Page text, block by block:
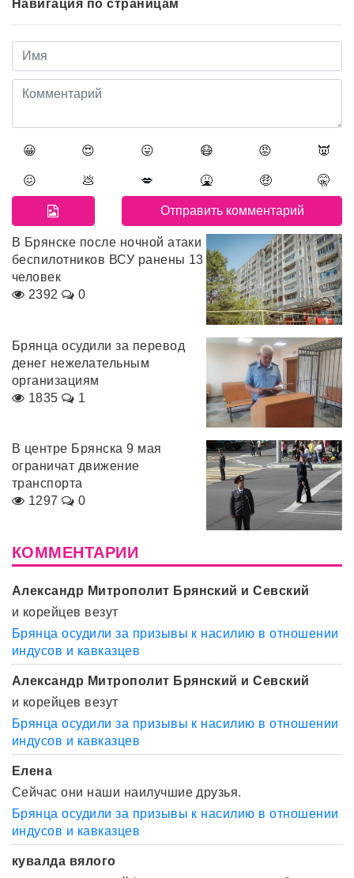
Навигация по страницам
😀 😍 😛 😷 😡 👿
😖 💩 💋 🤮 🤑 🤫
В Брянске после ночной атаки
беспилотников ВСУ ранены 13
человек
2392
0
Брянца осудили за перевод
денег нежелательным
организациям
1835
1
В центре Брянска 9 мая
ограничат движение
транспорта
1297
0
КОММЕНТАРИИ
Александр Митрополит Брянский и Севский
и корейцев везут
Брянца осудили за призывы к насилию в отношении
индусов и кавказцев
Александр Митрополит Брянский и Севский
и корейцев везут
Брянца осудили за призывы к насилию в отношении
индусов и кавказцев
Елена
Сейчас они наши наилучшие друзья.
Брянца осудили за призывы к насилию в отношении
индусов и кавказцев
кувалда вялого